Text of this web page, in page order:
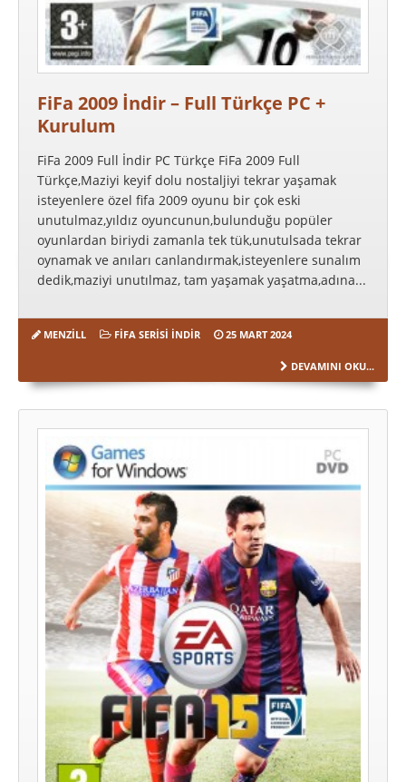
FiFa 2009 İndir – Full Türkçe PC +
Kurulum
FiFa 2009 Full İndir PC Türkçe FiFa 2009 Full
Türkçe,Maziyi keyif dolu nostaljiyi tekrar yaşamak
isteyenlere özel fifa 2009 oyunu bir çok eski
unutulmaz,yıldız oyuncunun,bulunduğu popüler
oyunlardan biriydi zamanla tek tük,unutulsada tekrar
oynamak ve anıları canlandırmak,isteyenlere sunalım
dedik,maziyi unutılmaz, tam yaşamak yaşatma,adına...
MENZILL FIFA SERISI İNDIR 25 MART 2024
DEVAMINI OKU...